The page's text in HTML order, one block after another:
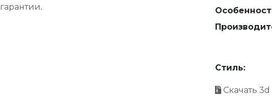
гарантии.
Стиль:
Скачать 3d